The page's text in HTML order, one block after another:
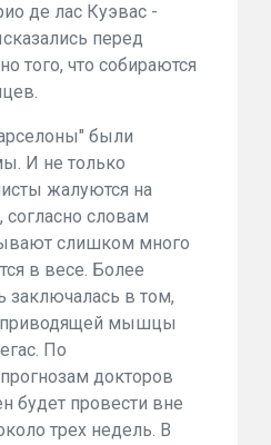
де лас Куэвас -
перед
того, что собираются
были
И не только
жалуются на
словам
слишком много
в весе. Более
заключалась в том,
приводящей мышцы
По
докторов
будет провести вне
трех недель. В